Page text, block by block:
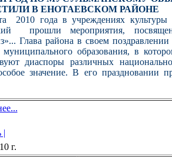
В ЕНОТАЕВСКОМ РАЙОНЕ
2010 года в учреждениях
прошли мероприятия,
Глава района в своем
муниципального образования, в
диаспоры различных
значение. В его праздновании
|
г.